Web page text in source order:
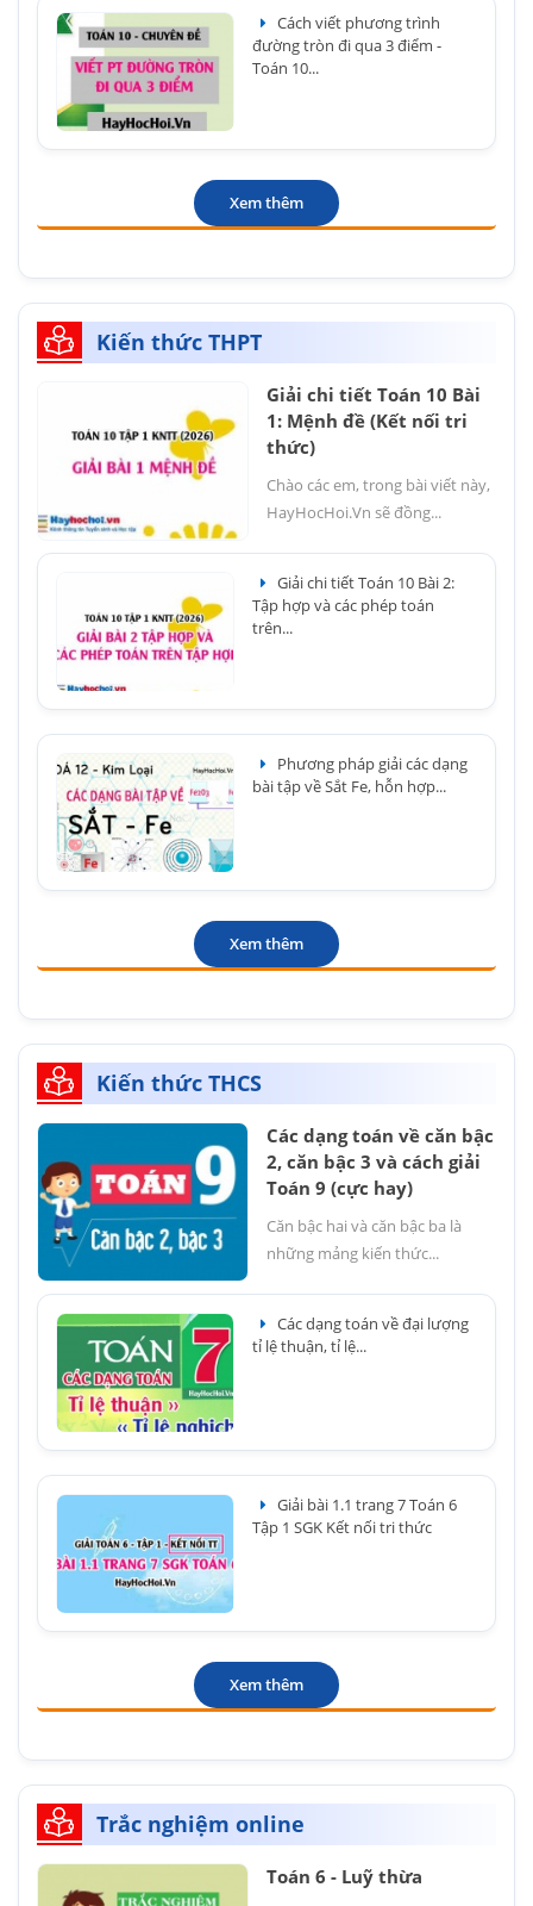
Cách viết phương trình
đường tròn đi qua 3 điểm -
Toán 10...
Xem thêm
Kiến thức THPT
Giải chi tiết Toán 10 Bài
1: Mệnh đề (Kết nối tri
thức)
Chào các em, trong bài viết này,
HayHocHoi.Vn sẽ đồng...
Giải chi tiết Toán 10 Bài 2:
Tập hợp và các phép toán
trên...
Phương pháp giải các dạng
bài tập về Sắt Fe, hỗn hợp...
Xem thêm
Kiến thức THCS
Các dạng toán về căn bậc
2, căn bậc 3 và cách giải
Toán 9 (cực hay)
Căn bậc hai và căn bậc ba là
những mảng kiến thức...
Các dạng toán về đại lượng
tỉ lệ thuận, tỉ lệ...
Giải bài 1.1 trang 7 Toán 6
Tập 1 SGK Kết nối tri thức
Xem thêm
Trắc nghiệm online
Toán 6 - Luỹ thừa